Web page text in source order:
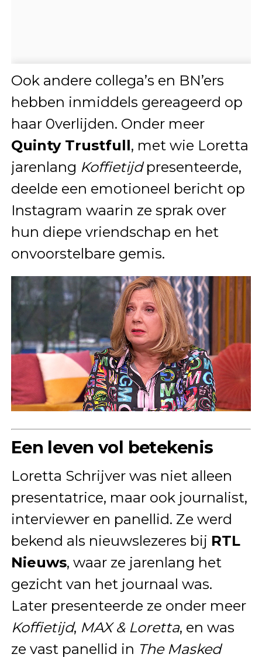
Ook andere collega’s en BN’ers
hebben inmiddels gereageerd op
haar 0verlijden. Onder meer
Quinty Trustfull, met wie Loretta
jarenlang Koffietijdpresenteerde,
deelde een emotioneel bericht op
Instagram waarin ze sprak over
hun diepe vriendschap en het
onvoorstelbare gemis.
Een leven vol betekenis
Loretta Schrijver was niet alleen
presentatrice, maar ook journalist,
interviewer en panellid. Ze werd
bekend als nieuwslezeres bij RTL
Nieuws, waar ze jarenlang het
gezicht van het journaal was.
Later presenteerde ze onder meer
Koffietijd, MAX & Loretta, en was
ze vast panellid in The Masked